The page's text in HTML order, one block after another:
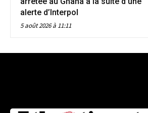
alerte d’Interpol
5 août 2026 à 11:11